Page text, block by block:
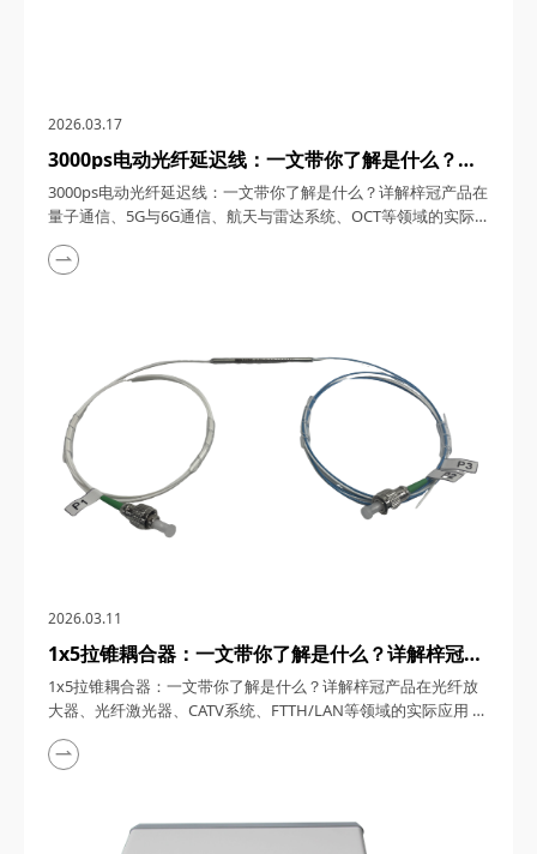
2026.03.17
3000ps电动光纤延迟线：一文带你了解是什么？详
解梓冠产品在量子通信、5G与6G通信、航天与雷达
系统、OCT等领域的实际应用
3000ps电动光纤延迟线：一文带你了解是什么？详解梓冠产品在
量子通信、5G与6G通信、航天与雷达系统、OCT等领域的实际
应用 3000ps电动光纤延迟线，在高速发展的光通信与探测技术
领域，凭借其卓越的性能和广泛的应用潜力，成为了众多高科技
2026.03.11
1x5拉锥耦合器：一文带你了解是什么？详解梓冠产
品在光纤放大器、光纤激光器、CATV系统、
FTTH/LAN等领域的实际应用
1x5拉锥耦合器：一文带你了解是什么？详解梓冠产品在光纤放
大器、光纤激光器、CATV系统、FTTH/LAN等领域的实际应用
1x5拉锥耦合器，在光纤通信与传感技术迅猛发展的今天，凭借
其独特的设计、卓越的性能以及广泛的应用场景，成为了光纤网
款产品的内在魅力。 一、1...